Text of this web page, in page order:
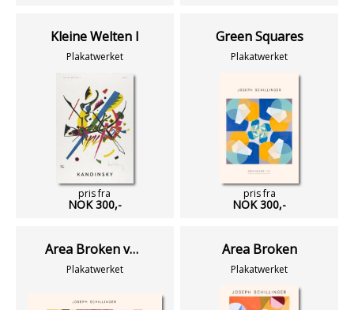
Kleine Welten I
Plakatwerket
pris fra
NOK 300,-
Green Squares
Plakatwerket
pris fra
NOK 300,-
Area Broken vandret
Plakatwerket
Area Broken
Plakatwerket